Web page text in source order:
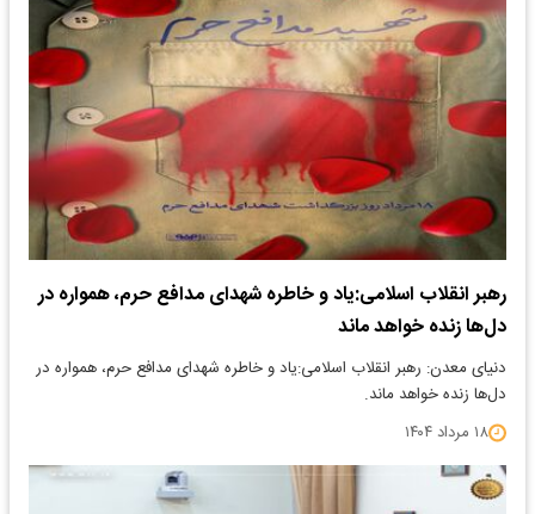
رهبر انقلاب اسلامی:یاد و خاطره شهدای مدافع حرم، همواره در
دل‌ها زنده خواهد ماند
دنیای معدن: رهبر انقلاب اسلامی:یاد و خاطره شهدای مدافع حرم، همواره در
دل‌ها زنده خواهد ماند.
۱۸ مرداد ۱۴۰۴